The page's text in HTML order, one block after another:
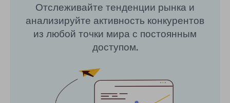
Отслеживайте тенденции рынка и
анализируйте активность конкурентов
из любой точки мира с постоянным
доступом.